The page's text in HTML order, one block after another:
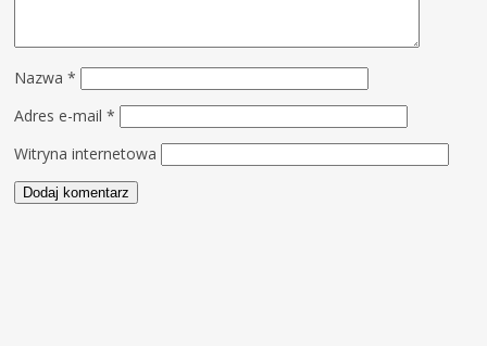
Nazwa*
Adres e-mail*
Witryna internetowa